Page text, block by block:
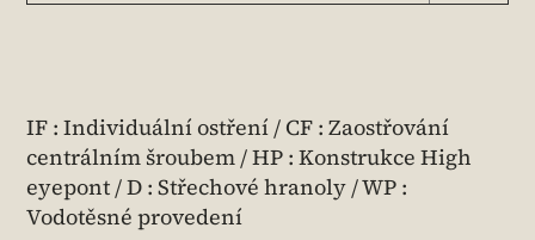
IF : Individuální ostření / CF : Zaostřování
centrálním šroubem / HP : Konstrukce High
eyepont / D : Střechové hranoly / WP :
Vodotěsné provedení